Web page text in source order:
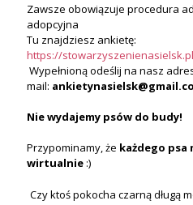
Zawsze obowiązuje procedura
adopcyjna
Tu znajdziesz ankietę:
https://
Wypełnioną odeślij na nasz
mail:
Nie wydajemy psów do budy!
Przypominamy, że każdego psa
wirtualnie :)
Czy ktoś pokocha czarną długą